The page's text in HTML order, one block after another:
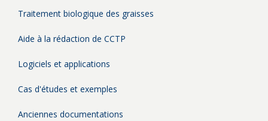
Traitement biologique des graisses
Aide à la rédaction de CCTP
Logiciels et applications
Cas d'études et exemples
Anciennes documentations